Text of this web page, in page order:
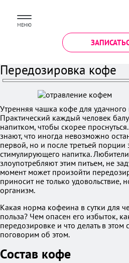
МЕНЮ
Передозировка кофе
Утренняя чашка кофе для
Практический каждый человек
напитком, чтобы скорее
знают, что иногда невозможно
первой, но и после третьей порции
стимулирующего напитка.
злоупотребляют этим питьем, не
момент может произойти
приносит не только удовольствие,
организм.
Какая норма кофеина в сутки для
польза? Чем опасен его избыток,
передозировке и что делать в
поговорим об этом.
Состав кофе